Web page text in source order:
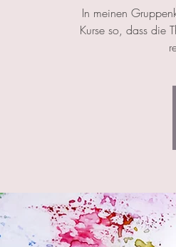
In meinen
Kurse so, dass die